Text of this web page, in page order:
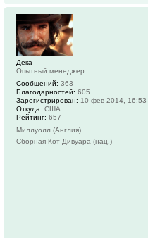
Дека
Опытный менеджер
Сообщений: 363
Благодарностей: 605
Зарегистрирован: 10 фев 2014, 16:53
Откуда: США
Рейтинг: 657
Миллуолл (Англия)
Сборная Кот-Дивуара (нац.)